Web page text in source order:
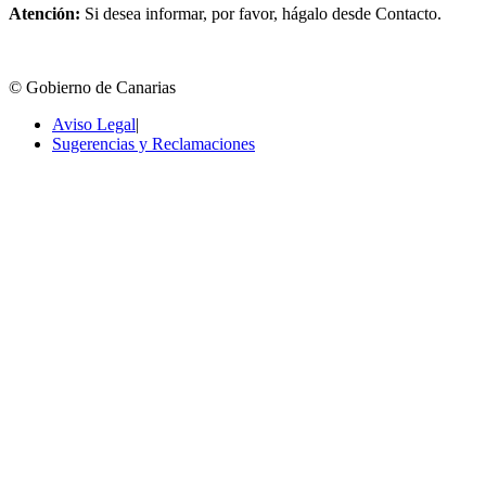
Atención: Si desea informar, por favor, hágalo desde Contacto.
© Gobierno de Canarias
Aviso Legal|
Sugerencias y Reclamaciones